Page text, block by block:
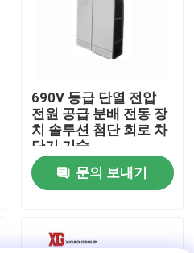
690V 등급 단열 전압
전원 공급 분배 전동 장
치 솔루션 첨단 회로 차
단기 기술
문의 보내기